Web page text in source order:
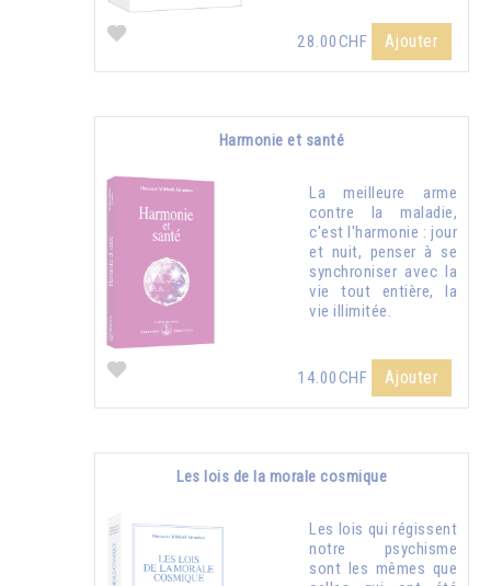
28.00CHF Ajouter
Harmonie et santé
La meilleure arme
contre la maladie,
c'est l'harmonie : jour
et nuit, penser à se
synchroniser avec la
vie tout entière, la
vie illimitée.
14.00CHF Ajouter
Les lois de la morale cosmique
Les lois qui régissent
notre psychisme
sont les mêmes que